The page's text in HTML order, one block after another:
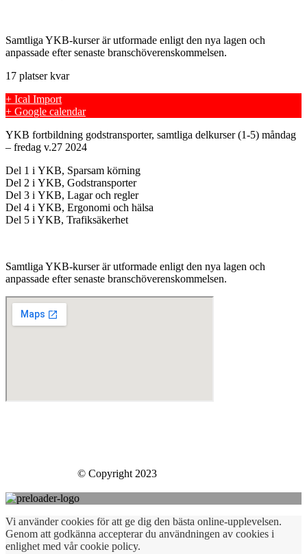
Samtliga YKB-kurser är utformade enligt den nya lagen och
anpassade efter senaste branschöverenskommelsen.
17 platser kvar
+ Ical Import
+ Google calendar
YKB fortbildning godstransporter, samtliga delkurser (1-5) måndag
– fredag v.27 2024
Del 1 i YKB, Sparsam körning
Del 2 i YKB, Godstransporter
Del 3 i YKB, Lagar och regler
Del 4 i YKB, Ergonomi och hälsa
Del 5 i YKB, Trafiksäkerhet
Samtliga YKB-kurser är utformade enligt den nya lagen och
anpassade efter senaste branschöverenskommelsen.
© Copyright 2023
Vi använder cookies för att ge dig den bästa online-upplevelsen.
Genom att godkänna accepterar du användningen av cookies i
enlighet med vår cookie policy.